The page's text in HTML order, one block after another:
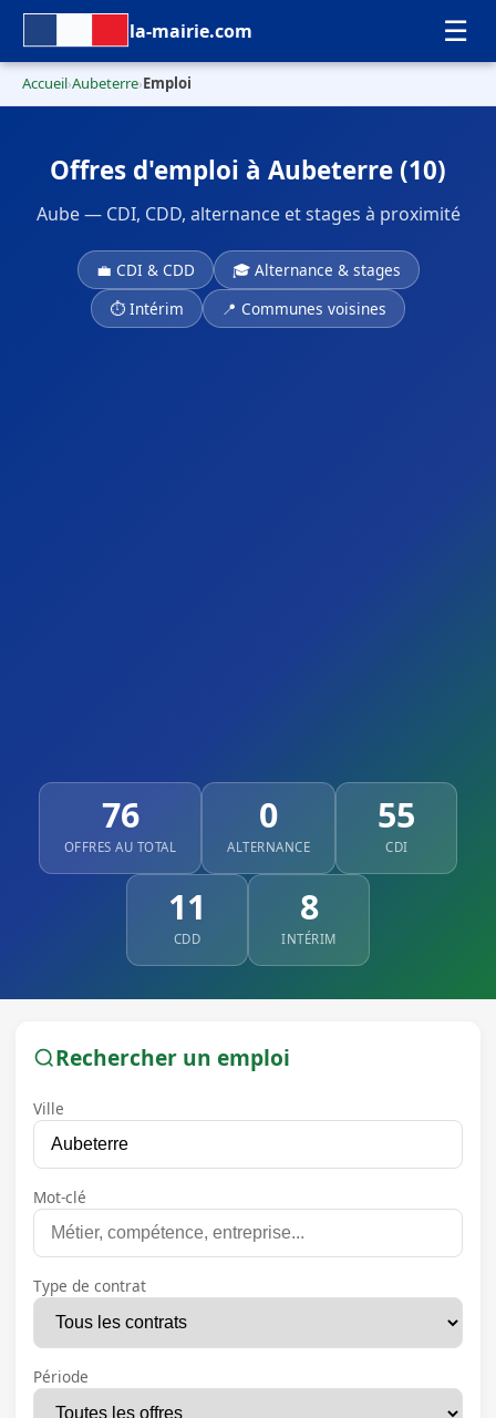
la-mairie.com ☰
Accueil›Aubeterre›Emploi
Offres d'emploi à Aubeterre (10)
Aube — CDI, CDD, alternance et stages à proximité
💼 CDI & CDD
🎓 Alternance & stages
⏱ Intérim
📍 Communes voisines
76
OFFRES AU TOTAL
0
ALTERNANCE
55
CDI
11
CDD
8
INTÉRIM
Rechercher un emploi
Ville
Mot-clé
Type de contrat
Période